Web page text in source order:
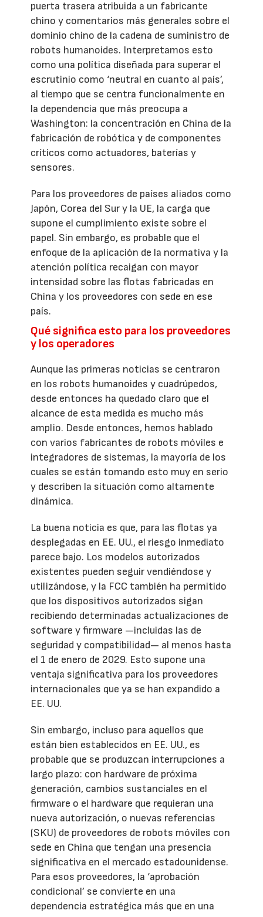
puerta trasera atribuida a un fabricante
chino y comentarios más generales sobre el
dominio chino de la cadena de suministro de
robots humanoides. Interpretamos esto
como una política diseñada para superar el
escrutinio como ‘neutral en cuanto al país’,
al tiempo que se centra funcionalmente en
la dependencia que más preocupa a
Washington: la concentración en China de la
fabricación de robótica y de componentes
críticos como actuadores, baterías y
sensores.
Para los proveedores de países aliados como
Japón, Corea del Sur y la UE, la carga que
supone el cumplimiento existe sobre el
papel. Sin embargo, es probable que el
enfoque de la aplicación de la normativa y la
atención política recaigan con mayor
intensidad sobre las flotas fabricadas en
China y los proveedores con sede en ese
país.
Qué significa esto para los proveedores
y los operadores
Aunque las primeras noticias se centraron
en los robots humanoides y cuadrúpedos,
desde entonces ha quedado claro que el
alcance de esta medida es mucho más
amplio. Desde entonces, hemos hablado
con varios fabricantes de robots móviles e
integradores de sistemas, la mayoría de los
cuales se están tomando esto muy en serio
y describen la situación como altamente
dinámica.
La buena noticia es que, para las flotas ya
desplegadas en EE. UU., el riesgo inmediato
parece bajo. Los modelos autorizados
existentes pueden seguir vendiéndose y
utilizándose, y la FCC también ha permitido
que los dispositivos autorizados sigan
recibiendo determinadas actualizaciones de
software y firmware —incluidas las de
seguridad y compatibilidad— al menos hasta
el 1 de enero de 2029. Esto supone una
ventaja significativa para los proveedores
internacionales que ya se han expandido a
EE. UU.
Sin embargo, incluso para aquellos que
están bien establecidos en EE. UU., es
probable que se produzcan interrupciones a
largo plazo: con hardware de próxima
generación, cambios sustanciales en el
firmware o el hardware que requieran una
nueva autorización, o nuevas referencias
(SKU) de proveedores de robots móviles con
sede en China que tengan una presencia
significativa en el mercado estadounidense.
Para esos proveedores, la ‘aprobación
condicional’ se convierte en una
dependencia estratégica más que en una